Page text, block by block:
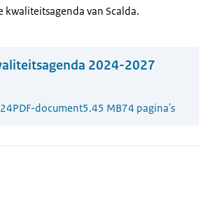
kwaliteitsagenda van Scalda.
2024-2027
PDF-document5.45 MB74 pagina's